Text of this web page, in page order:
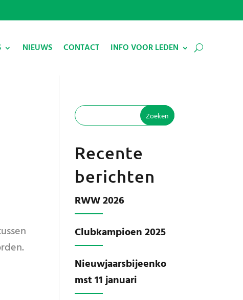
NIEUWS CONTACT INFO VOOR LEDEN
Recente
berichten
RWW 2026
Clubkampioen 2025
Nieuwjaarsbijeenko
mst 11 januari